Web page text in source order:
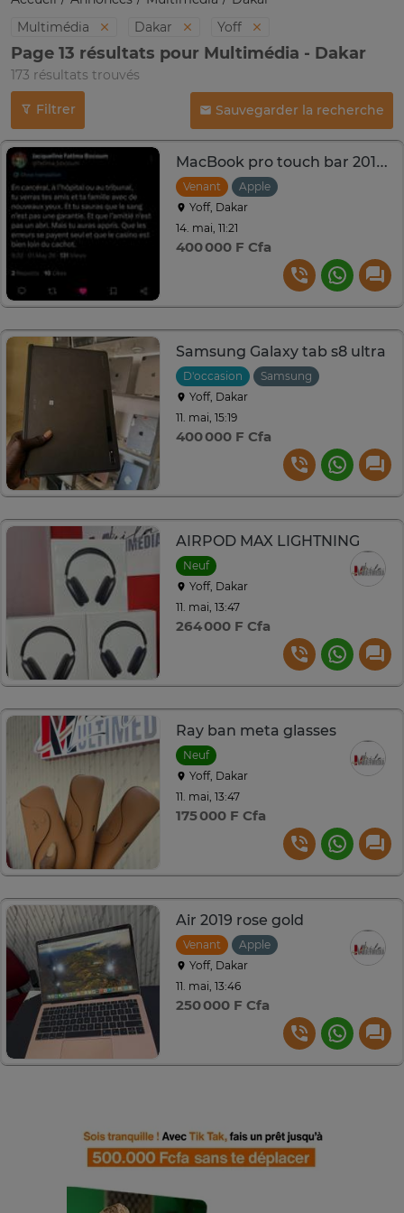
Multimédia
Dakar Yoff
Page 13 résultats pour Multimédia - Dakar
173 résultats trouvés
Filtrer Sauvegarder la recherche
MacBook pro touch bar 2019 core i9 RAM 16 ssd 1tera
Venant
Apple
Yoff, Dakar
14. mai, 11:21
400 000 F Cfa
Samsung Galaxy tab s8 ultra
D'occasion
Samsung
Yoff, Dakar
11. mai, 15:19
400 000 F Cfa
AIRPOD MAX LIGHTNING
Neuf
Yoff, Dakar
11. mai, 13:47
264 000 F Cfa
Ray ban meta glasses
Neuf
Yoff, Dakar
11. mai, 13:47
175 000 F Cfa
Air 2019 rose gold
Venant
Apple
Yoff, Dakar
11. mai, 13:46
250 000 F Cfa